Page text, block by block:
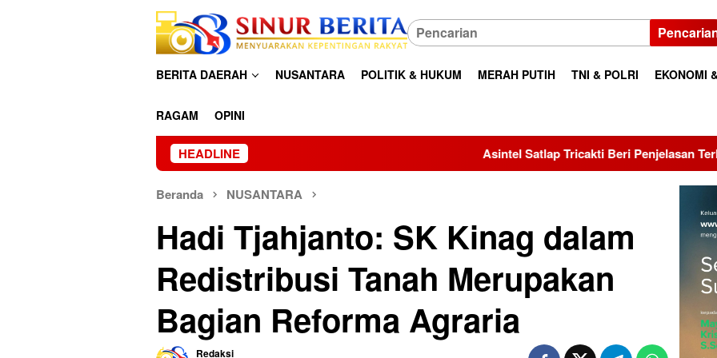
BERITA DAERAH NUSANTARA POLITIK & HUKUM MERAH PUTIH TNI & POLRI EKONOMI
RAGAM OPINI
HEADLINE Asintel Satlap Tricakti Beri Penjelasan Terkait Penanganan 53 Ton
Beranda NUSANTARA
Hadi Tjahjanto: SK Kinag dalam
Redistribusi Tanah Merupakan
Bagian Reforma Agraria
Redaksi